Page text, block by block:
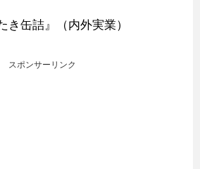
き缶詰』（内外実業）
スポンサーリンク